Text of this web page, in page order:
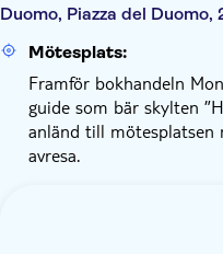
Duomo, Piazza del
Mötesplats:
Framför bokhandeln
guide som bär skylten
anländ till
avresa.